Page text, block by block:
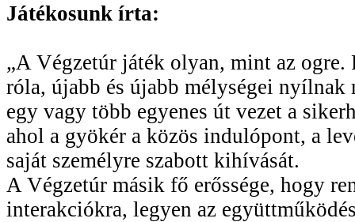
Játékosunk írta:
„A Végzetúr játék olyan, mint az
róla, újabb és újabb mélységei
egy vagy több egyenes út vezet a
ahol a gyökér a közös indulópont, a
saját személyre szabott kihívását.
A Végzetúr másik fő erőssége, hogy
interakciókra, legyen az